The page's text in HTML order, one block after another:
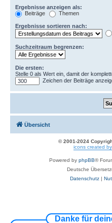
Ergebnisse anzeigen als:
Beiträge
Themen
Ergebnisse sortieren nach:
Suchzeitraum begrenzen:
Die ersten:
Stelle 0 als Wert ein, damit der
Zeichen der Beiträge
Übersicht
© 2001-2024
icons created
Powered by phpBB®
Deutsche
Datenschutz|
Danke für